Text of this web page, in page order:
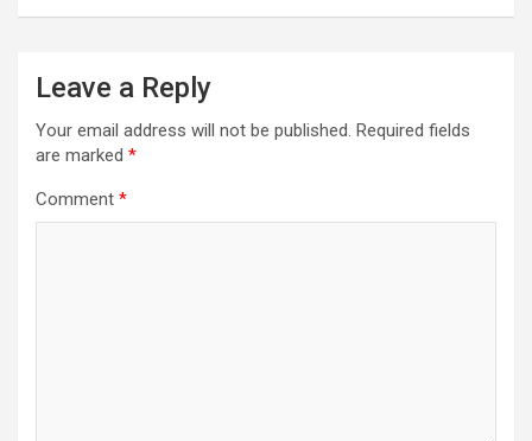
Leave a Reply
Your email address will not be published. Required fields
are marked *
Comment *